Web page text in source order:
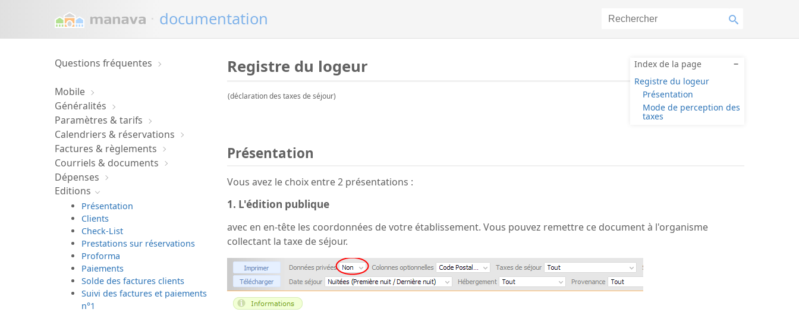
· documentation
Questions fréquentes
Mobile
Généralités
Paramètres & tarifs
Calendriers & réservations
Factures & règlements
Courriels & documents
Dépenses
Editions
Présentation
Clients
Check-List
Prestations sur réservations
Proforma
Paiements
Solde des factures clients
Suivi des factures et paiements
n°1
−
Index de la page
Registre du logeur
Présentation
Mode de perception des
taxes
Registre du logeur
(déclaration des taxes de séjour)
Présentation
Vous avez le choix entre 2 présentations :
1. L'édition publique
avec en en-tête les coordonnées de votre établissement. Vous pouvez remettre ce document à l'organisme
collectant la taxe de séjour.